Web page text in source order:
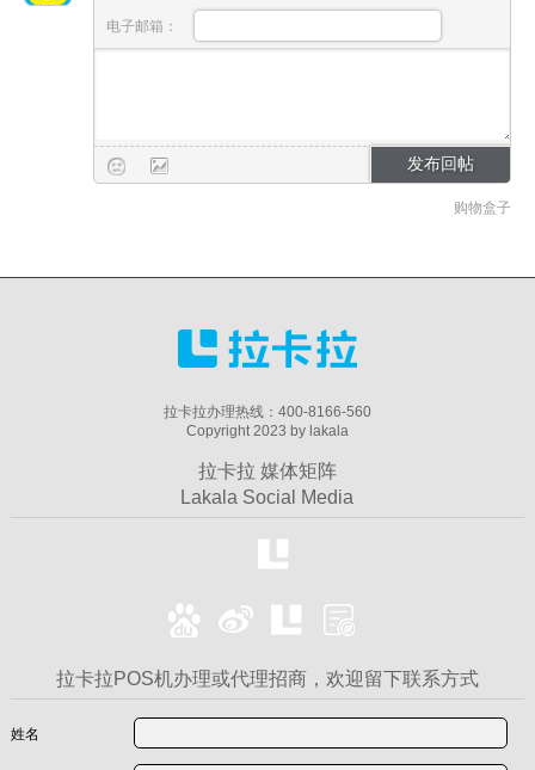
电子邮箱：
购物盒子
拉卡拉办理热线：400-8166-560
Copyright 2023 by lakala
拉卡拉 媒体矩阵
Lakala Social Media
拉卡拉POS机办理或代理招商，欢迎留下联系方式
姓名